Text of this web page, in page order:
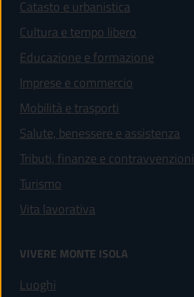
Catasto e urbanistica
Cultura e tempo libero
Educazione e formazione
Imprese e commercio
Mobilità e trasporti
Salute, benessere e assistenza
Tributi, finanze e contravvenzioni
Turismo
Vita lavorativa
VIVERE MONTE ISOLA
Luoghi